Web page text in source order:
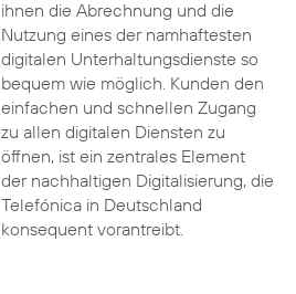
ihnen die Abrechnung und die
Nutzung eines der namhaftesten
digitalen Unterhaltungsdienste so
bequem wie möglich. Kunden den
einfachen und schnellen Zugang
zu allen digitalen Diensten zu
öffnen, ist ein zentrales Element
der nachhaltigen Digitalisierung, die
Telefónica in Deutschland
konsequent vorantreibt.